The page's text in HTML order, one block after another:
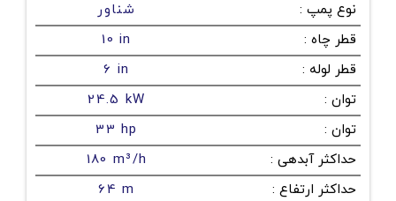
نوع پمپ :
شناور
قطر چاه :
10 in
قطر لوله :
6 in
توان :
24.5 kW
توان :
33 hp
حداکثر آبدهی :
180 m³/h
حداکثر ارتفاع :
64 m